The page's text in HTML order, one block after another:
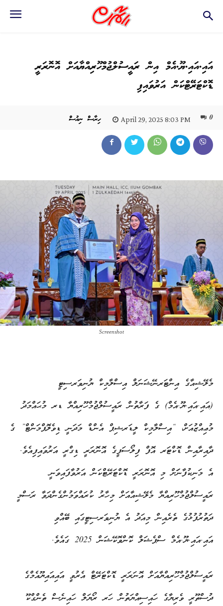
އައި.އައި.ޔޫ.އެމް އިން ރައީސުލްޖުމްހޫރިއްޔާއަށް އޮނޮރަރީ
ޑޮކްޓަރޭޓްކަން އަރުވައިފި
ހިރާސް ނިއުސް April 29, 2025 8:03 PM 0
Screenshot
މެލޭޝިއާގެ އިންޓަރނޭޝަނަލް އިސްލާމިކް ޔުނިވަރސިޓީ
(އައި.އައި.ޔޫ.އެމް) ގެ ފަރާތުން ރައީސުލްޖުމްހޫރިއްޔާ ޑރ މުޙައްމަދު
މުޢިއްޒުއަށް، “އިސްލާމިކް ލީޑަރޝިޕް އެންޑް މަދަނީ ޑިވެލޮޕްމަންޓް” ގެ
ދާއިރާއިން ޑޮކްޓަރ އޮފް ފިލޯސަފީގެ އޮނޮރަރީ ޑިގްރީ އަރުވައިފިއެވެ.
އެ މަނިކުފާނަަށް މި އޮނޮރަރީ ޑޮކްޓަރޭޓްކަން އަރުވާފައިވަނީ
ރައީސުލްޖުމްހޫރިއްޔާ މެލޭޝިއާއަށް މިހާރު ކުރައްވަމުންގެންދަވާ ރަސްމީ
ދަތުރުފުޅުގެ ތެރެއިން މިއަދު އެ ޔުނިވަރސިޓީގައި ބޭއްވި
އައި.އައި.ޔޫ.އެމް ސްޕެޝަލް ކޮންވޮކޭޝަން 2025 ގައެވެ.
ރައީސުލްޖުމްހޫރިއްޔާއަށް އޮނަރަރީ ޑޮކްޓަރޭޓް އެރުވީ އައިއައިޔޫއެމްގެ
ދުސްތޫރީ ވެރިޔާގެ ހައިސިއްޔަތުން ހަރ ރޯޔަލް ހައިނެސް ތެންގްކޫ